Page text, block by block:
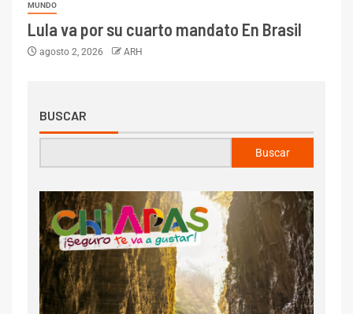
MUNDO
Lula va por su cuarto mandato En Brasil
agosto 2, 2026 ARH
BUSCAR
Buscar